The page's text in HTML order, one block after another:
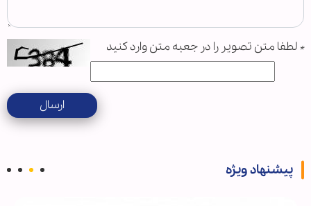
* لطفا متن تصویر را در جعبه متن وارد کنید
ارسال
پیشنهاد ویژه